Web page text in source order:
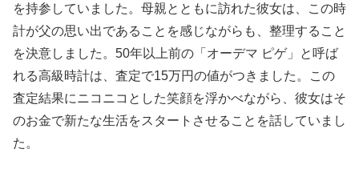
を持参していました。母親とともに訪れた彼女は、この時
計が父の思い出であることを感じながらも、整理すること
を決意しました。50年以上前の「オーデマ ピゲ」と呼ば
れる高級時計は、査定で15万円の値がつきました。この
査定結果にニコニコとした笑顔を浮かべながら、彼女はそ
のお金で新たな生活をスタートさせることを話していまし
た。